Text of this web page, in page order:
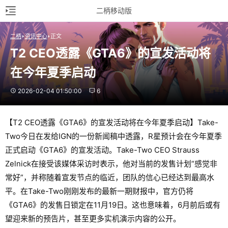
二柄移动版
二柄 资讯中心 正文
T2 CEO透露《GTA6》的宣发活动将
在今年夏季启动
2026-02-04 01:50:00 6
【T2 CEO透露《GTA6》的宣发活动将在今年夏季启动】Take-
Two今日在发给IGN的一份新闻稿中透露，R星预计会在今年夏季
正式启动《GTA6》的宣发活动。Take-Two CEO Strauss
Zelnick在接受该媒体采访时表示，他对当前的发售计划“感觉非
常好”，并称随着宣发节点的临近，团队的信心已经达到最高水
平。在Take-Two刚刚发布的最新一期财报中，官方仍将
《GTA6》的发售日锁定在11月19日。这也意味着，6月前后或有
望迎来新的预告片，甚至更多实机演示内容的公开。